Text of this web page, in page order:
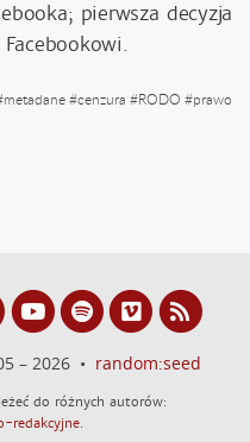
pierwsza decyzja
metadane#cenzura #RODO #prawo
– 2026 • random:seed
do różnych autorów:
redakcyjne